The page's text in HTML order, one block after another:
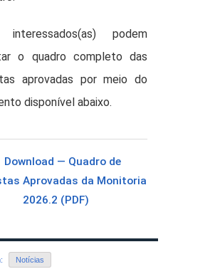
interessados(as) podem
o quadro completo das
aprovadas por meio do
disponível abaixo.
Download — Quadro de
Aprovadas da Monitoria
2026.2 (PDF)
Notícias